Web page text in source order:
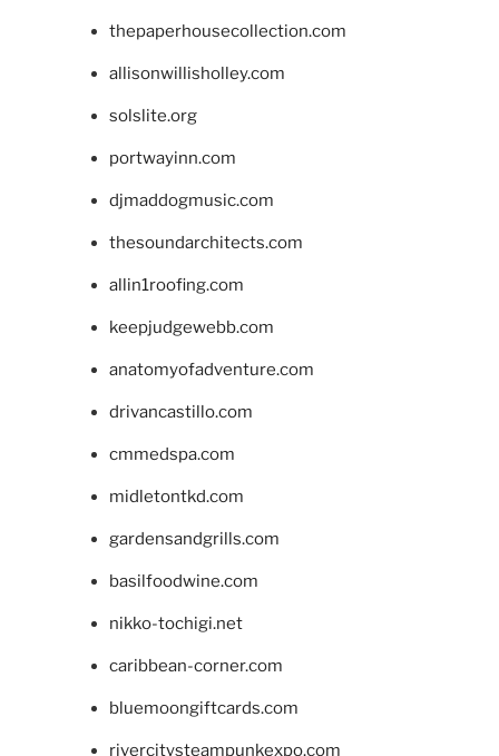
thepaperhousecollection.com
allisonwillisholley.com
solslite.org
portwayinn.com
djmaddogmusic.com
thesoundarchitects.com
allin1roofing.com
keepjudgewebb.com
anatomyofadventure.com
drivancastillo.com
cmmedspa.com
midletontkd.com
gardensandgrills.com
basilfoodwine.com
nikko-tochigi.net
caribbean-corner.com
bluemoongiftcards.com
rivercitysteampunkexpo.com